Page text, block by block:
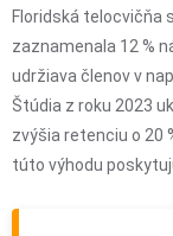
Floridská telocvičňa
zaznamenala 12 %
udržiava členov v
Štúdia z roku 2023
zvýšia retenciu o 20
túto výhodu